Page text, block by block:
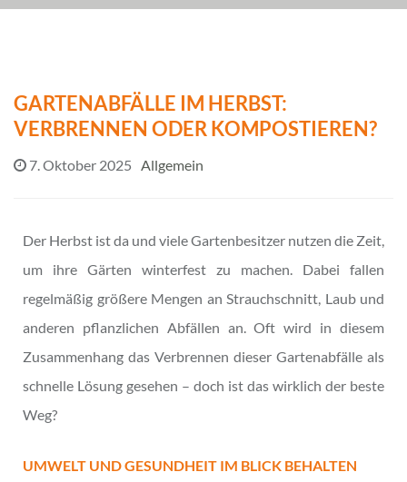
GARTENABFÄLLE IM HERBST:
VERBRENNEN ODER KOMPOSTIEREN?
7. Oktober 2025 Allgemein
Der Herbst ist da und viele Gartenbesitzer nutzen die Zeit,
um ihre Gärten winterfest zu machen. Dabei fallen
regelmäßig größere Mengen an Strauchschnitt, Laub und
anderen pflanzlichen Abfällen an. Oft wird in diesem
Zusammenhang das Verbrennen dieser Gartenabfälle als
schnelle Lösung gesehen – doch ist das wirklich der beste
Weg?
UMWELT UND GESUNDHEIT IM BLICK BEHALTEN